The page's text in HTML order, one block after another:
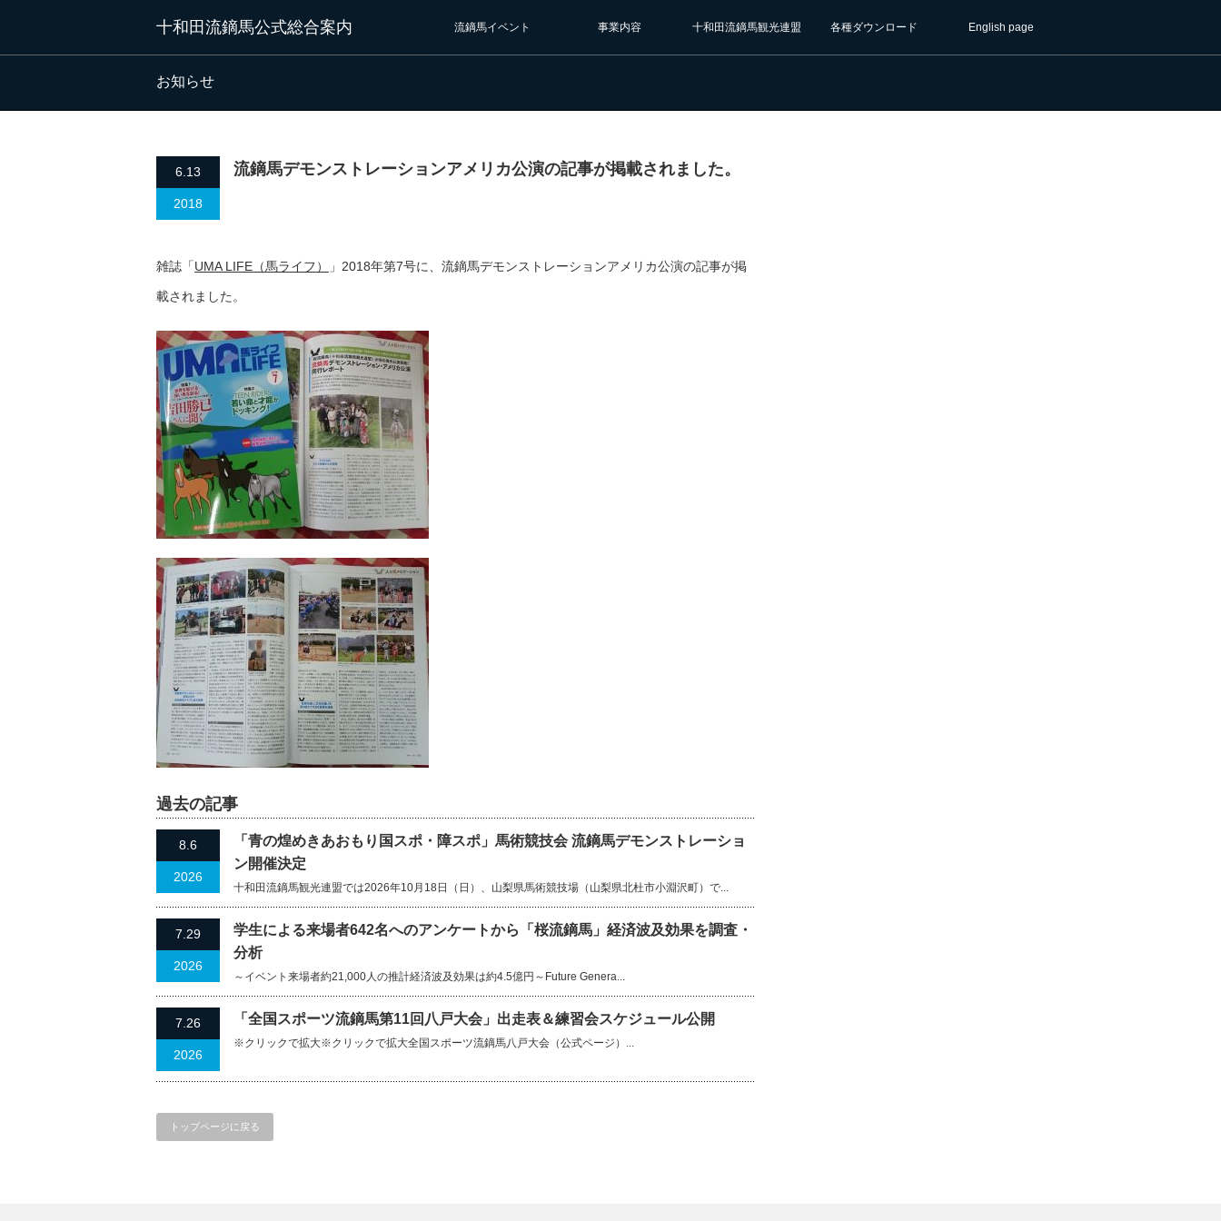
十和田流鏑馬公式総合案内 流鏑馬イベント 事業内容 十和田流鏑馬観光連盟 各種ダウンロード English page
お知らせ
6.13
2018
流鏑馬デモンストレーションアメリカ公演の記事が掲載されました。
雑誌「UMA LIFE（馬ライフ） 」2018年第7号に、流鏑馬デモンストレーションアメリカ公演の記事が掲
載されました。
過去の記事
8.6
2026
「青の煌めきあおもり国スポ・障スポ」馬術競技会 流鏑馬デモンストレーショ
ン開催決定
十和田流鏑馬観光連盟では2026年10月18日（日）、山梨県馬術競技場（山梨県北杜市小淵沢町）で...
7.29
2026
学生による来場者642名へのアンケートから「桜流鏑馬」経済波及効果を調査・
分析
～イベント来場者約21,000人の推計経済波及効果は約4.5億円～Future Genera...
7.26
2026
「全国スポーツ流鏑馬第11回八戸大会」出走表＆練習会スケジュール公開
※クリックで拡大※クリックで拡大全国スポーツ流鏑馬八戸大会（公式ページ）...
トップページに戻る